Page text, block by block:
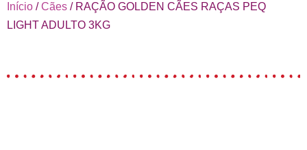
Início /Cães / RAÇÃO GOLDEN CÃES RAÇAS PEQ
LIGHT ADULTO 3KG